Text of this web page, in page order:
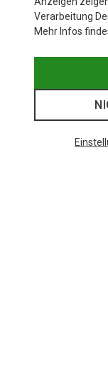
Verarbeitung
Mehr Infos